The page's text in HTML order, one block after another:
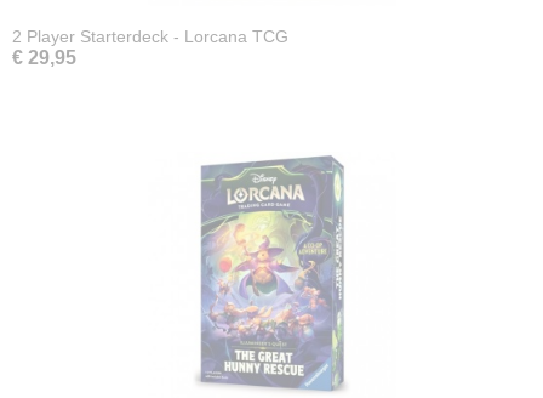
2 Player Starterdeck - Lorcana TCG
€ 29,95